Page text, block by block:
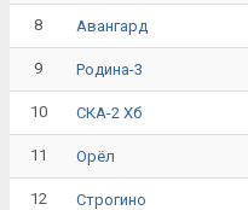
8 Авангард
9 Родина-3
10 СКА-2 Хб
11 Орёл
12 Строгино